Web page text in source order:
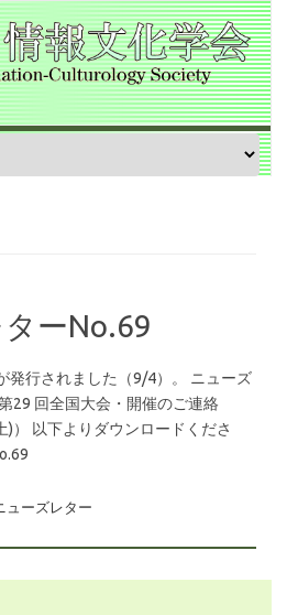
ーNo.69
発行されました（9/4）。 ニューズ
29 回全国大会・開催のご連絡
)） 以下よりダウンロードくださ
ューズレター